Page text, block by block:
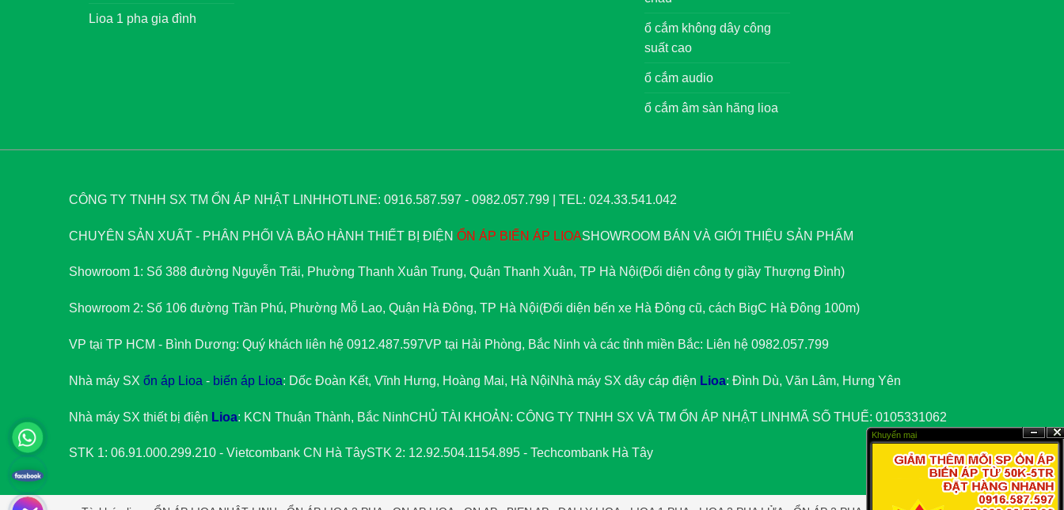
Lioa 1 pha gia đình
ổ cắm không dây công
suất cao
ổ cắm audio
ổ cắm âm sàn hãng lioa
CÔNG TY TNHH SX TM ỔN ÁP NHẬT LINH HOTLINE: 0916.587.597 - 0982.057.799 | TEL: 024.33.541.042
CHUYÊN SẢN XUẤT - PHÂN PHỐI VÀ BẢO HÀNH THIẾT BỊ ĐIỆN ỔN ÁP BIẾN ÁP LIOASHOWROOM BÁN VÀ GIỚI THIỆU SẢN PHẨM
Showroom 1: Số 388 đường Nguyễn Trãi, Phường Thanh Xuân Trung, Quận Thanh Xuân, TP Hà Nội(Đối diện công ty giầy Thượng Đình)
Showroom 2: Số 106 đường Trần Phú, Phường Mỗ Lao, Quận Hà Đông, TP Hà Nội(Đối diện bến xe Hà Đông cũ, cách BigC Hà Đông 100m)
VP tại TP HCM - Bình Dương: Quý khách liên hệ 0912.487.597VP tại Hải Phòng, Bắc Ninh và các tỉnh miền Bắc: Liên hệ 0982.057.799
Nhà máy SX ổn áp Lioa - biến áp Lioa: Dốc Đoàn Kết, Vĩnh Hưng, Hoàng Mai, Hà NộiNhà máy SX dây cáp điện Lioa: Đình Dù, Văn Lâm, Hưng Yên
Nhà máy SX thiết bị điện Lioa: KCN Thuận Thành, Bắc NinhCHỦ TÀI KHOẢN: CÔNG TY TNHH SX VÀ TM ỔN ÁP NHẬT LINH MÃ SỐ THUẾ: 0105331062
STK 1: 06.91.000.299.210 - Vietcombank CN Hà TâySTK 2: 12.92.504.1154.895 - Techcombank Hà Tây ?n
Khuyến mại